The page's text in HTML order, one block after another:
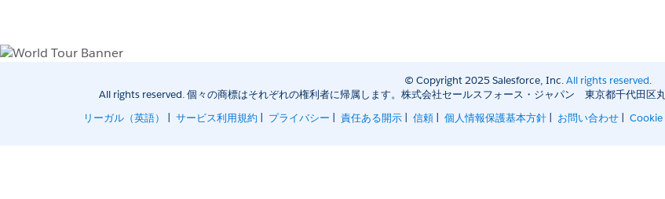
© Copyright 2025 Salesforce, Inc.All rights reserved.
All rights reserved. 個々の商標はそれぞれの権利者に帰属します。株式会社セールスフォース・ジャパン 東京都千代田区
リーガル（英語）
サービス利用規約 プライバシー 責任ある開示| 信頼| 個人情報保護基本方針| お問い合わせ| Cookie